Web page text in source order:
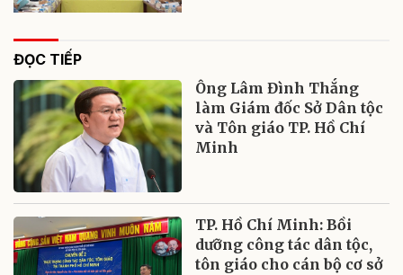
ĐỌC TIẾP
Ông Lâm Đình Thắng
làm Giám đốc Sở Dân tộc
và Tôn giáo TP. Hồ Chí
Minh
TP. Hồ Chí Minh: Bồi
dưỡng công tác dân tộc,
tôn giáo cho cán bộ cơ sở